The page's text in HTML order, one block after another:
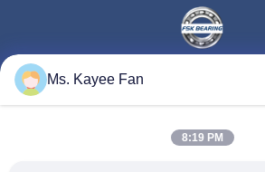
WUXI FSK TRANSMISSION
LTD
Ms. Kayee Fan
8:19 PM